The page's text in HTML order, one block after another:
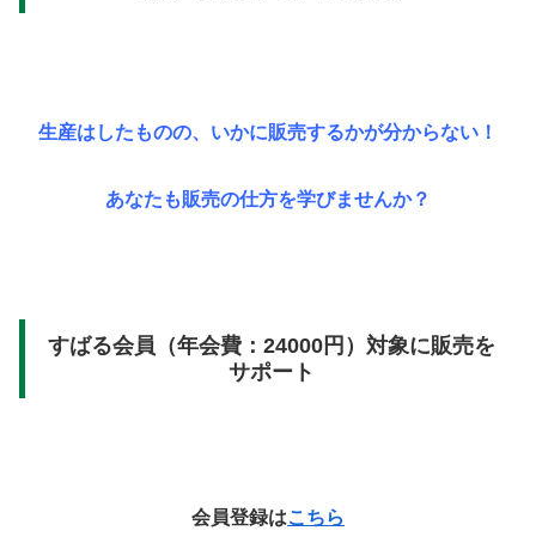
生産はしたものの、いかに販売するかが分からない！
あなたも販売の仕方を学びませんか？
すばる会員（年会費：24000円）対象に販売を
サポート
会員登録はこちら